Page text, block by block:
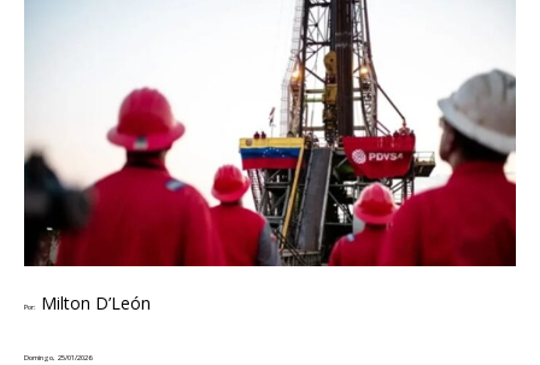
Por: Milton D’León
Domingo, 25/01/2026